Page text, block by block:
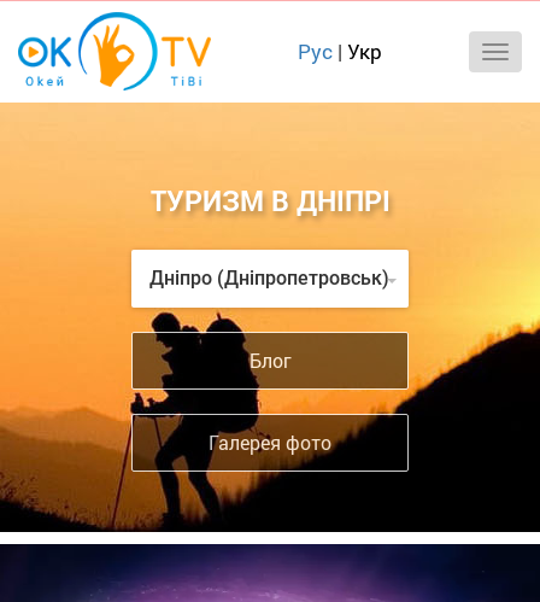
Рус | Укр
ТУРИЗМ В ДНІПРІ
Дніпро (Дніпропетровськ)
Блог
Галерея фото